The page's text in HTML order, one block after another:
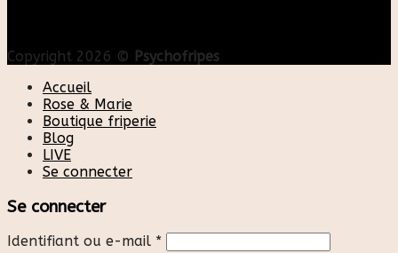
Copyright 2026 © Psychofripes
Accueil
Rose & Marie
Boutique friperie
Blog
LIVE
Se connecter
Se connecter
Identifiant ou e-mail *